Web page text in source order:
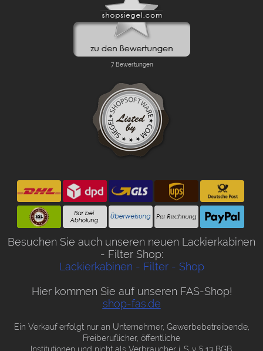
Besuchen Sie auch unseren neuen Lackierkabinen
- Filter Shop:
Lackierkabinen - Filter - Shop
Hier kommen Sie auf unseren FAS-Shop!
shop-fas.de
Ein Verkauf erfolgt nur an Unternehmer, Gewerbebetreibende,
Freiberuflicher, öffentliche
Institutionen und nicht als Verbraucher i. S. v. § 13 BGB.